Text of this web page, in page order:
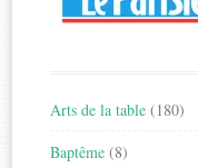
Arts de la table (180)
Baptême (8)